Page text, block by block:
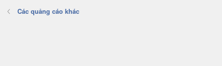
Các quảng cáo khác